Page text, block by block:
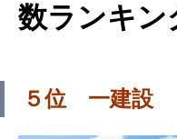
数ランキン
５位 一建